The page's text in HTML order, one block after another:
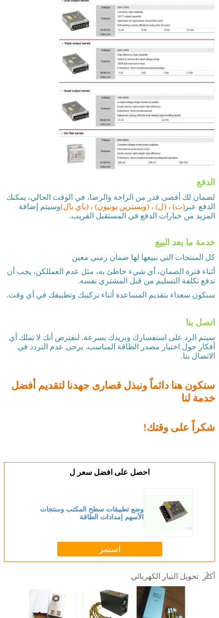
الدفع
لضمان لك أقصى قدر من الراحة والرضا، في الوقت الحالي، يمكنك
الدفع عبر (ت) ، (ل) ، (ويسترين يونيون) ، (باي بال)وسيتم إضافة
المزيد من خيارات الدفع في المستقبل القريب.
خدمة ما بعد البيع
كل المنتجات التي نبيعها لها ضمان زمني معين
أثناء فترة الضمان، أي شيء خاطئ به، مثل عدم العمللكن، يجب أن
تدفع تكلفة التسليم من قبل المشتري نفسه.
سنكون سعداء بتقديم المساعدة أثناء تركيبك وتطبيقك في أي وقت.
اتصل بنا
سيتم الرد على استفسارك وبريدك بسرعة. لنفترض أنك لا تملك أي
أفكار حول اختيار مصدر الطاقة المناسب، يرجى عدم التردد في
الاتصال بنا.
سنكون هنا دائماً ونبذل قصارى جهدنا لتقديم أفضل
خدمة لنا
شكراً على وقتك!
احصل على افضل سعر ل
وضع تطبيقات سطح المكتب ومنتجات
الأسهم إمدادات الطاقة
استمر
أكثر تحويل التيار الكهربائي